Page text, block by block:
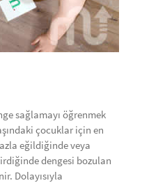
sağlamayı öğrenmek
çocuklar için en
eğildiğinde veya
dengesi bozulan
Dolayısıyla